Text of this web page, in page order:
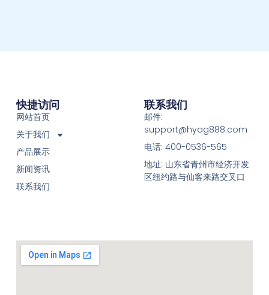
快捷访问
网站首页
关于我们
产品展示
新闻资讯
联系我们
联系我们
邮件:
support@hyag888.com
电话: 400-0536-565
地址: 山东省青州市经济开发
区纽约路与仙客来路交叉口